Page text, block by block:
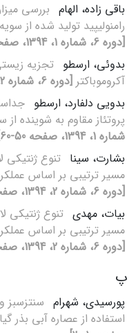
باقی زاده، الهام بررسی
رامنولیپید تولید شده از
[دوره 6، شماره 1، 1394، صفحه 20-30]
بدوئی، ارسطو تجزیه
آکروموباکتر [دوره 6، شماره 2، 1394، صفحه 20-30]
بدویی دلفارد، ارسطو
پروتئاز مقاوم به شوینده
شماره 1، 1394، صفحه 50-60]
بشارت، سینا تنوع ژنتیکی
مسیر ترتیبی بر اساس
[دوره 6، شماره 2، 1394، صفحه 30-40]
بیات، مهدی تنوع ژنتیکی
مسیر ترتیبی بر اساس
[دوره 6، شماره 2، 1394، صفحه 30-40]
پ
پورسیدی، شهرام سنتزسبز
استفاده از عصاره آبی بذر